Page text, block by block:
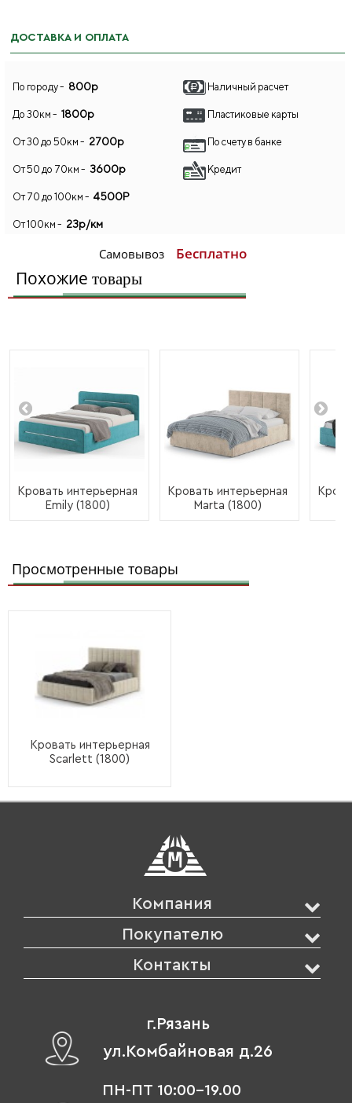
ДОСТАВКА И ОПЛАТА
По городу - 800р
До 30км - 1800р
От 30 до 50км - 2700р
От 50 до 70км - 3600р
От 70 до 100км - 4500Р
От 100км - 23р/км
Самовывоз Бесплатно
Наличный расчет
Пластиковые карты
По счету в банке
Кредит
Похожие товары
Кровать интерьерная
Emily (1800)
Кровать интерьерная
Marta (1800)
Просмотренные товары
Кровать интерьерная
Scarlett (1800)
Компания
Покупателю
Контакты
г.Рязань
ул.Комбайновая д.26
ПН-ПТ 10:00-19.00